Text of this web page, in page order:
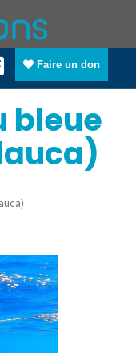
Faire un don
bleue